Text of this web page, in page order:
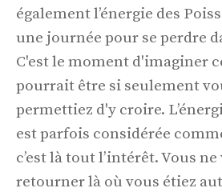
également l’énergie des
une journée pour se perdre
C'est le moment d'imaginer
pourrait être si seulement
permettiez d'y croire.
est parfois considérée
c’est là tout l’intérêt. Vous
retourner là où vous étiez